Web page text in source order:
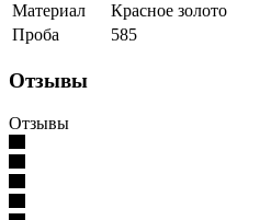
Материал
Красное золото
Проба
585
Отзывы
Отзывы